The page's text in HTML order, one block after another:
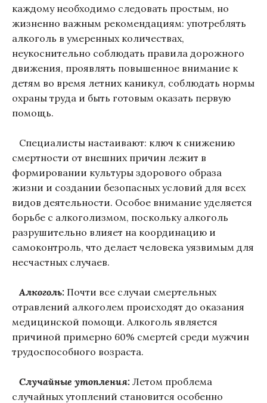
каждому необходимо следовать простым, но
жизненно важным рекомендациям: употреблять
алкоголь в умеренных количествах,
неукоснительно соблюдать правила дорожного
движения, проявлять повышенное внимание к
детям во время летних каникул, соблюдать нормы
охраны труда и быть готовым оказать первую
помощь.
Специалисты настаивают: ключ к снижению
смертности от внешних причин лежит в
формировании культуры здорового образа
жизни и создании безопасных условий для всех
видов деятельности. Особое внимание уделяется
борьбе с алкоголизмом, поскольку алкоголь
разрушительно влияет на координацию и
самоконтроль, что делает человека уязвимым для
несчастных случаев.
Алкоголь: Почти все случаи смертельных
отравлений алкоголем происходят до оказания
медицинской помощи. Алкоголь является
причиной примерно 60% смертей среди мужчин
трудоспособного возраста.
Случайные утопления: Летом проблема
случайных утоплений становится особенно